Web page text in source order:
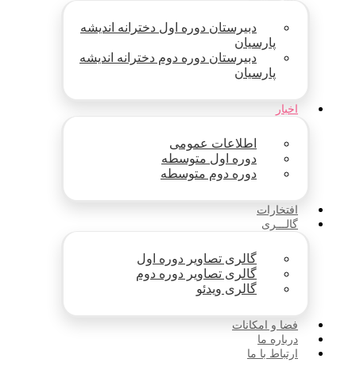
دبیرستان دوره اول دخترانه اندیشه
پارسیان
دبیرستان دوره دوم دخترانه اندیشه
پارسیان
اخبار
اطلاعات عمومی
دوره اول متوسطه
دوره دوم متوسطه
افتخارات
گالـــری
گالری تصاویر دوره اول
گالری تصاویر دوره دوم
گالری ویدئو
فضا و امکانات
درباره ما
ارتباط با ما